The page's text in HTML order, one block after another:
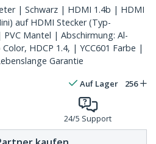
| Schwarz | HDMI 1.4b | HDMI
auf HDMI Stecker (Typ-
Mantel | Abschirmung: Al-
HDCP 1.4, | YCC601 Farbe |
Garantie
Auf Lager 256
24/5 Support